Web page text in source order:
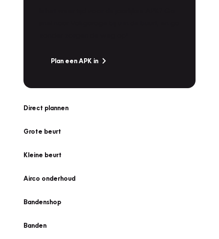
Plan een APK in
Direct plannen
Grote beurt
Kleine beurt
Airco onderhoud
Bandenshop
Banden